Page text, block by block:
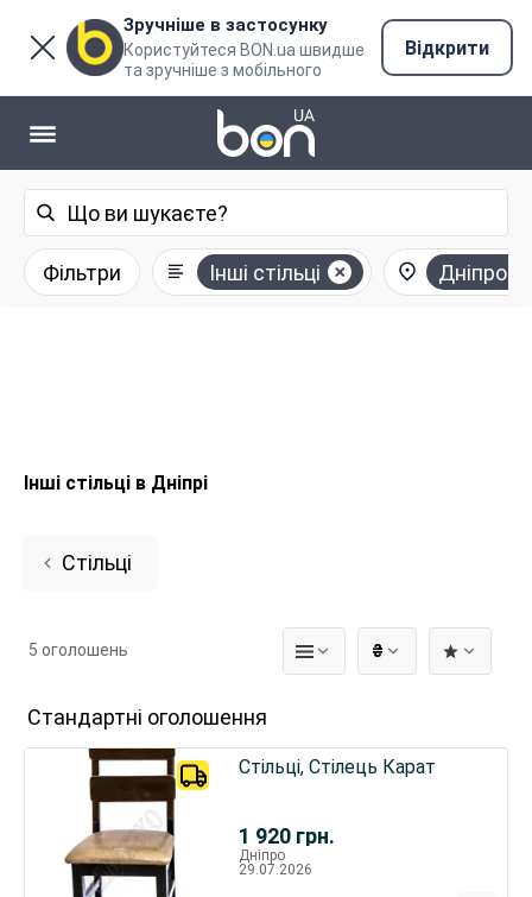
Зручніше в застосунку
Користуйтеся BON.ua швидше
та зручніше з мобільного
Відкрити
Фільтри Інші стільці Дніпро
Інші стільці в Дніпрі
Стільці
₴
5 оголошень
Стандартні оголошення
1 920 грн.
Стільці, Стілець Карат
Дніпро
29.07.2026